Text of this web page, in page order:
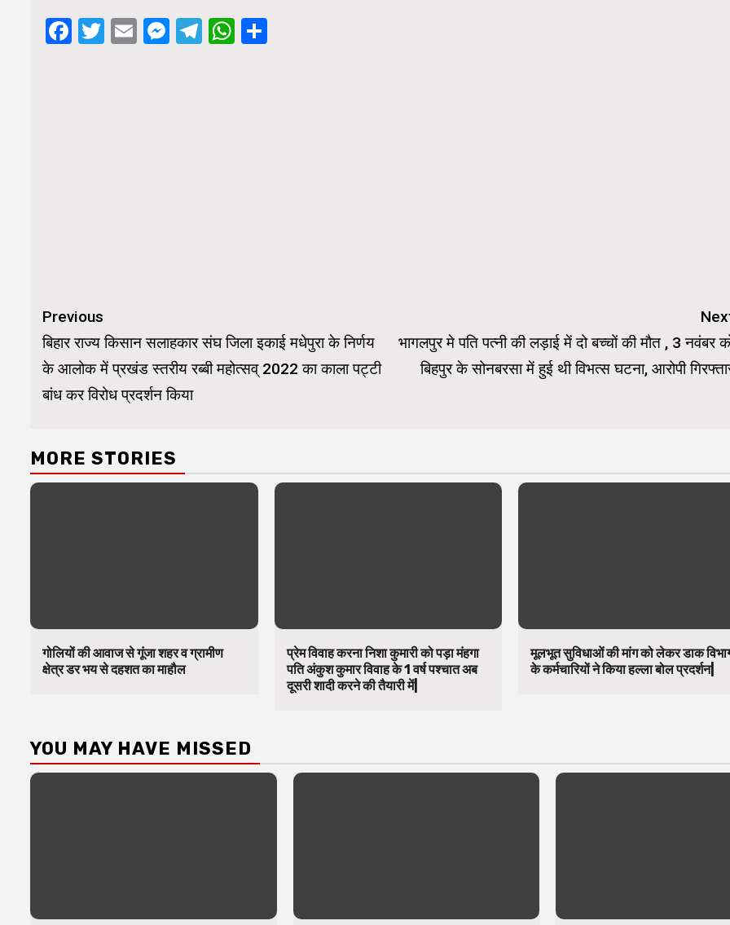
Facebook
Twitter
EmailMessenger
Telegram
WhatsApp
Continue
Reading
Previous
बिहार राज्य किसान सलाहकार संघ जिला इकाई मधेपुरा के निर्णय
के आलोक में प्रखंड स्तरीय रब्बी महोत्सव् 2022 का काला पट्टी
बांध कर विरोध प्रदर्शन किया
भागलपुर मे पति पत्नी की लड़ाई में दो बच्चों की मौत , 3 नवंबर
बिहपुर के सोनबरसा में हुई थी विभत्स घटना, आरोपी
MORE STORIES
गोलियों की आवाज से गूंजा शहर व ग्रामीण
क्षेत्र डर भय से दहशत का माहौल
प्रेम विवाह करना निशा कुमारी को पड़ा मंहगा
पति अंकुश कुमार विवाह के 1 वर्ष पश्चात अब
दूसरी शादी करने की तैयारी में|
मूलभूत सुविधाओं की मांग को लेकर डाक
के कर्मचारियों ने किया हल्ला बोल प्रदर्शन|
YOU MAY HAVE MISSED